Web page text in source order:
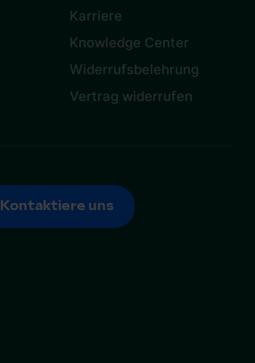
Karriere
Knowledge Center
Widerrufsbelehrung
Vertrag widerrufen
Kontaktiere uns
Kontaktiere uns